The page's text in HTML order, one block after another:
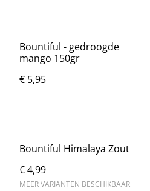
Bountiful - gedroogde
mango 150gr
€ 5,95
Bountiful Himalaya Zout
€ 4,99
MEER VARIANTEN BESCHIKBAAR